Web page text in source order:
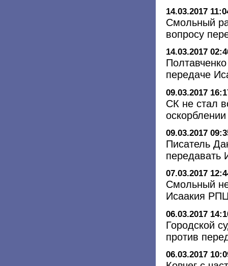
14.03.2017
Смольный
вопросу
14.03.2017
передаче
09.03.2017
СК не стал
09.03.2017
Писатель
передавать
07.03.2017
Смольный
Исаакия
06.03.2017
Городской
против
06.03.2017